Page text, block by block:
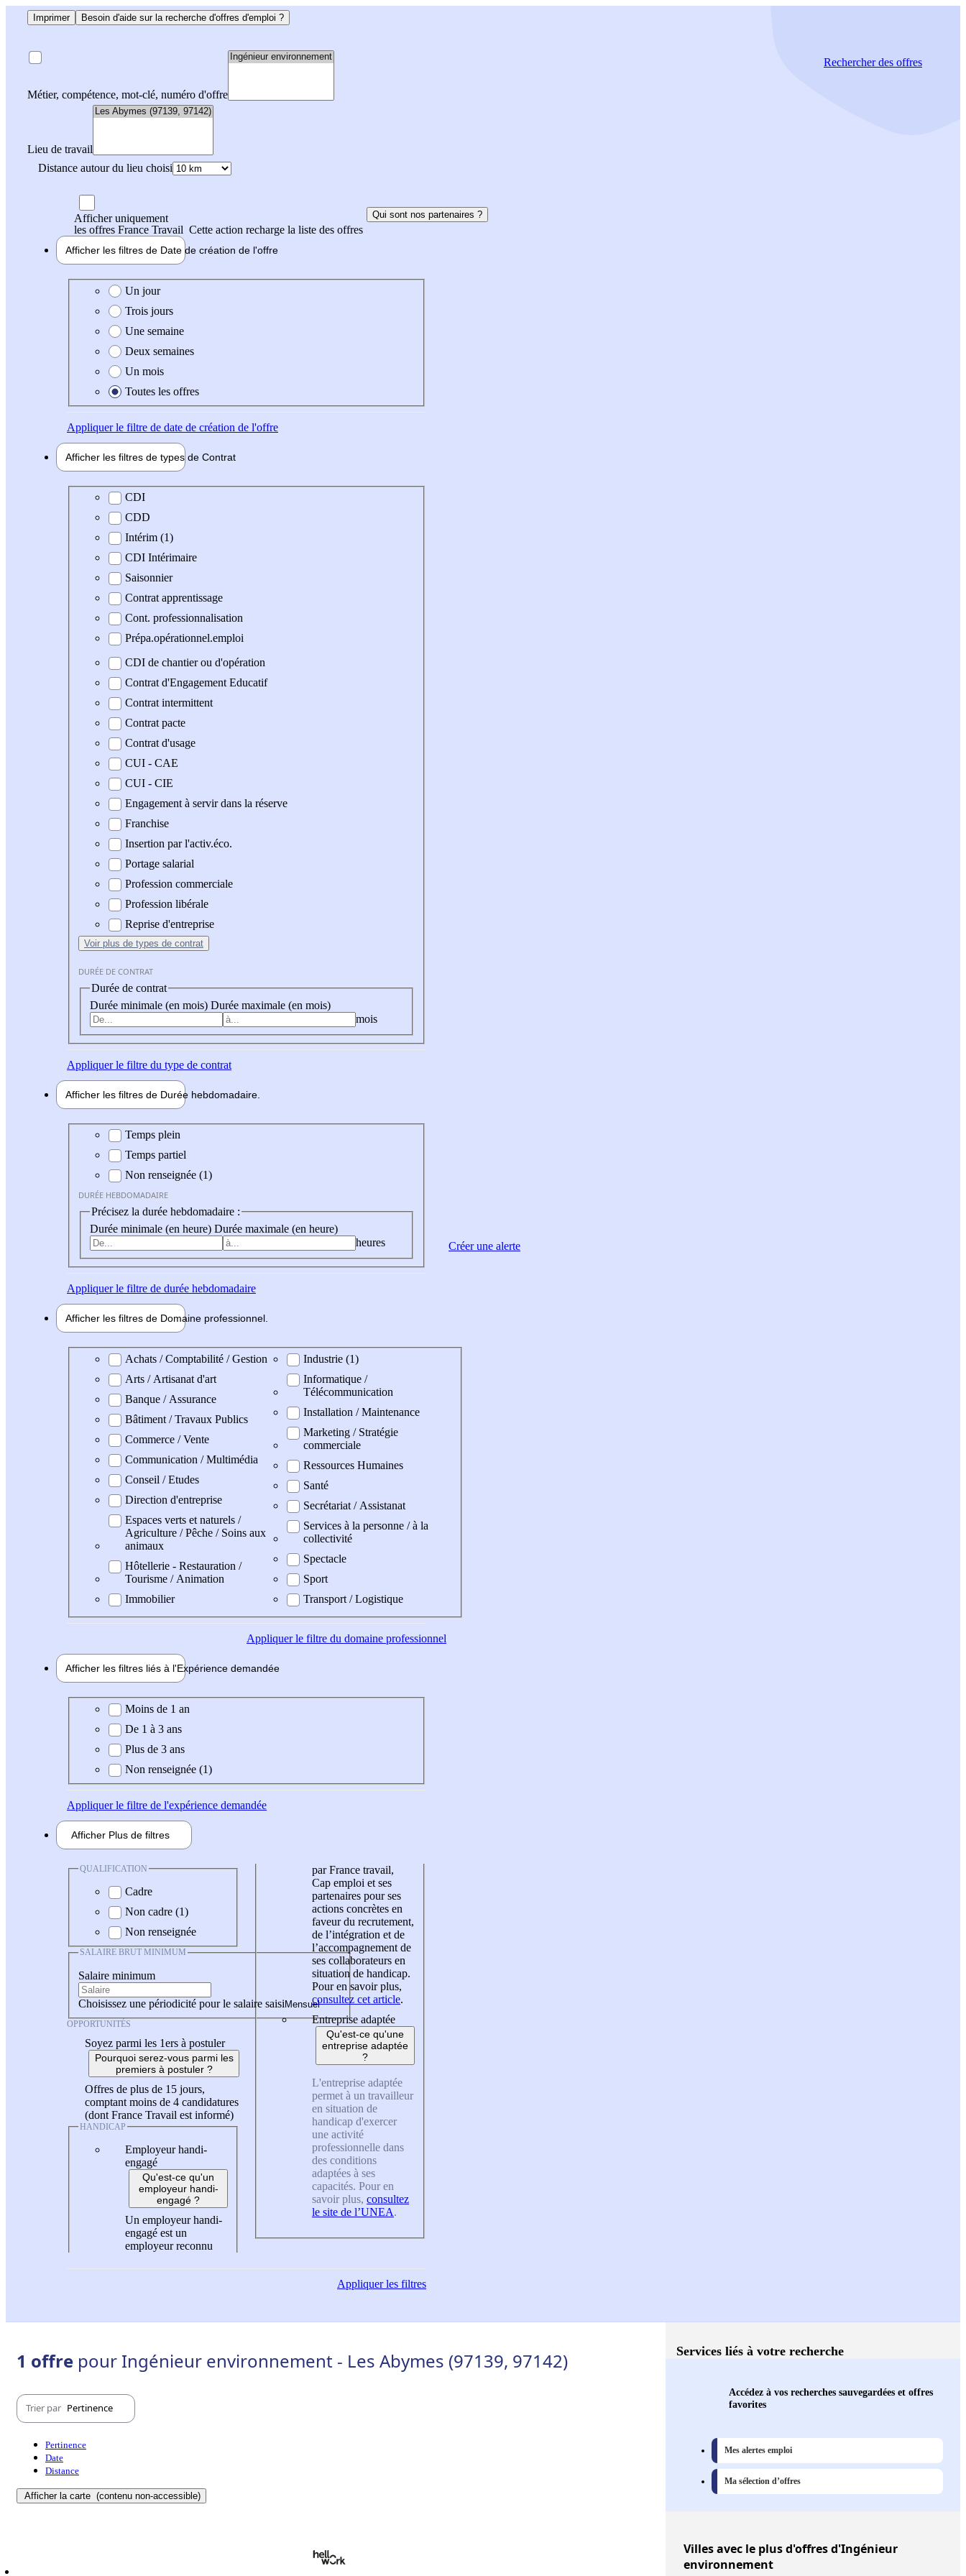
Imprimer Besoin d'aide sur la recherche d'offres d'emploi ?
Métier, compétence, mot-clé, numéro d'offre
Lieu de travail
Distance autour du lieu choisi
Rechercherdes offres
Afficher uniquement
les offres France Travail Cette action recharge la liste des offres
Qui sont nos partenaires ?
Afficher les filtres de Date de création de l'offre
Date de création de l'offre
Un jour
Trois jours
Une semaine
Deux semaines
Un mois
Toutes les offres
Appliquerle filtre de date de création de l'offre
Afficher les filtres de types de Contrat
Type de contrat
CDI
CDD
Intérim (1)
CDI Intérimaire
Saisonnier
Contrat apprentissage
Cont. professionnalisation
Prépa.opérationnel.emploi
CDI de chantier ou d'opération
Contrat d'Engagement Educatif
Contrat intermittent
Contrat pacte
Contrat d'usage
CUI - CAE
CUI - CIE
Engagement à servir dans la réserve
Franchise
Insertion par l'activ.éco.
Portage salarial
Profession commerciale
Profession libérale
Reprise d'entreprise
Voir plus de types de contrat
DURÉE DE CONTRAT
Durée de contrat
Durée minimale (en mois) Durée maximale (en mois)
mois
Appliquerle filtre du type de contrat
Afficher les filtres de Durée hebdomadaire
Durée hebdomadaire
Temps plein
Temps partiel
Non renseignée (1)
DURÉE HEBDOMADAIRE
Précisez la durée hebdomadaire :
Durée minimale (en heure) Durée maximale (en heure)
heures
Appliquerle filtre de durée hebdomadaire
Afficher les filtres de Domaine professionnel
Domaine professionel
Achats / Comptabilité / Gestion
Arts / Artisanat d'art
Banque / Assurance
Bâtiment / Travaux Publics
Commerce / Vente
Communication / Multimédia
Conseil / Etudes
Direction d'entreprise
Espaces verts et naturels /
Agriculture / Pêche / Soins aux
animaux
Hôtellerie - Restauration /
Tourisme / Animation
Immobilier
Industrie (1)
Informatique /
Télécommunication
Installation / Maintenance
Marketing / Stratégie
commerciale
Ressources Humaines
Santé
Secrétariat / Assistanat
Services à la personne / à la
collectivité
Spectacle
Sport
Transport / Logistique
Appliquerle filtre du domaine professionnel
Afficher les filtres liés à l'Expérience demandée
Expérience demandée
Moins de 1 an
De 1 à 3 ans
Plus de 3 ans
Non renseignée (1)
Appliquerle filtre de l'expérience demandée
Afficher Plus de filtres
QUALIFICATION
Cadre
Non cadre (1)
Non renseignée
SALAIRE BRUT MINIMUM
Salaire minimum
Choisissez une périodicité pour le salaire saisi
OPPORTUNITÉS
Soyez parmi les 1ers à postuler
Pourquoi serez-vous parmi les
premiers à postuler ?
Offres de plus de 15 jours,
comptant moins de 4 candidatures
(dont France Travail est informé)
HANDICAP
Employeur handi-
engagé
Qu'est-ce qu'un
employeur handi-
engagé ?
Un employeur handi-
engagé est un
employeur reconnu
par France travail,
Cap emploi et ses
partenaires pour ses
actions concrètes en
faveur du recrutement,
de l’intégration et de
l’accompagnement de
ses collaborateurs en
situation de handicap.
Pour en savoir plus,
consultez cet article.
Entreprise adaptée
Qu'est-ce qu'une
entreprise adaptée
?
L'entreprise adaptée
permet à un travailleur
en situation de
handicap d'exercer
une activité
professionnelle dans
des conditions
adaptées à ses
capacités. Pour en
savoir plus, consultez
le site de l’UNEA.
Appliquerles filtres
Créer une alerte
1 offre pour Ingénieur environnement - Les Abymes (97139, 97142)
Trier par Pertinence
Pertinence
Date
Distance
Afficher la carte (contenu non-accessible)
Services liés à votre recherche
Accédez à vos recherches sauvegardées et offres
favorites
Mes alertes emploi
Ma sélection d’offres
Villesavec le plus d'offres d'Ingénieur
environnement